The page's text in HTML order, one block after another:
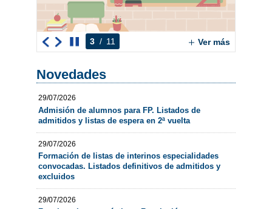
Ver más
3 / 11
Novedades
29/07/2026
Admisión de alumnos para FP. Listados de
admitidos y listas de espera en 2ª vuelta
29/07/2026
Formación de listas de interinos especialidades
convocadas. Listados definitivos de admitidos y
excluidos
29/07/2026